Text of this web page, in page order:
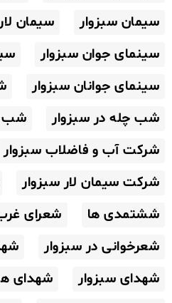
سیمان سبزوار
سیمان
سینمای جوان سبزوار
سینمای جوانان سبزوار
شب چله در سبزوار
شب
شرکت آب و فاضلاب سبزوار
شرکت سیمان لار سبزوار
ششتمدی ها
شعرای
شعرخوانی در سبزوار
شهدای سبزوار
شهدای